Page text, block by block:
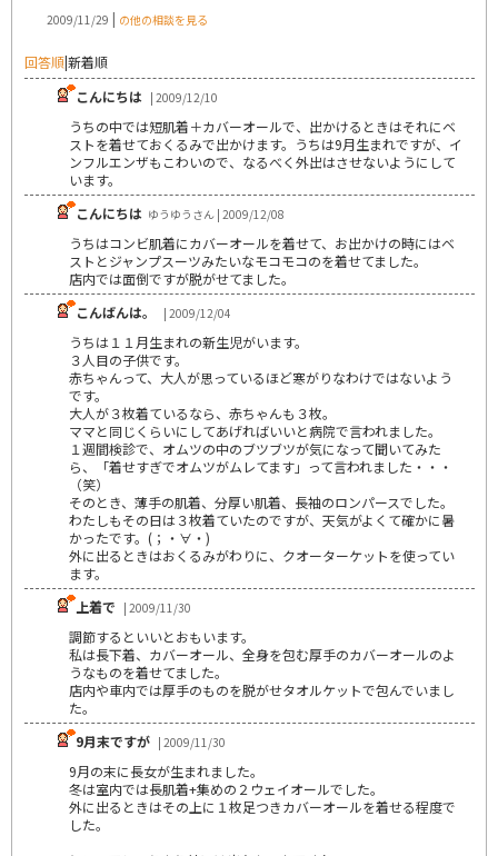
2009/11/29 | の他の相談を見る
回答順|新着順
こんにちは | 2009/12/10
うちの中では短肌着＋カバーオールで、出かけるときはそれにベ
ストを着せておくるみで出かけます。うちは9月生まれですが、イ
ンフルエンザもこわいので、なるべく外出はさせないようにして
います。
こんにちは ゆうゆうさん | 2009/12/08
うちはコンビ肌着にカバーオールを着せて、お出かけの時にはベ
ストとジャンプスーツみたいなモコモコのを着せてました。
店内では面倒ですが脱がせてました。
こんばんは。
| 2009/12/04
うちは１１月生まれの新生児がいます。
３人目の子供です。
赤ちゃんって、大人が思っているほど寒がりなわけではないよう
です。
大人が３枚着ているなら、赤ちゃんも３枚。
ママと同じくらいにしてあげればいいと病院で言われました。
１週間検診で、オムツの中のブツブツが気になって聞いてみた
ら、「着せすぎでオムツがムレてます」って言われました・・・
（笑）
そのとき、薄手の肌着、分厚い肌着、長袖のロンパースでした。
わたしもその日は３枚着ていたのですが、天気がよくて確かに暑
かったです。(；・∀・)
外に出るときはおくるみがわりに、クオーターケットを使ってい
ます。
上着で | 2009/11/30
調節するといいとおもいます。
私は長下着、カバーオール、全身を包む厚手のカバーオールのよ
うなものを着せてました。
店内や車内では厚手のものを脱がせタオルケットで包んでいまし
た。
9月末ですが | 2009/11/30
9月の末に長女が生まれました。
冬は室内では長肌着+集めの２ウェイオールでした。
外に出るときはその上に１枚足つきカバーオールを着せる程度で
した。